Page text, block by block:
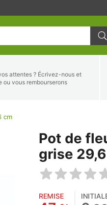
cm
attentes ? Écrivez-nous et
ou vous rembourserons
Pot de
grise
REMISE